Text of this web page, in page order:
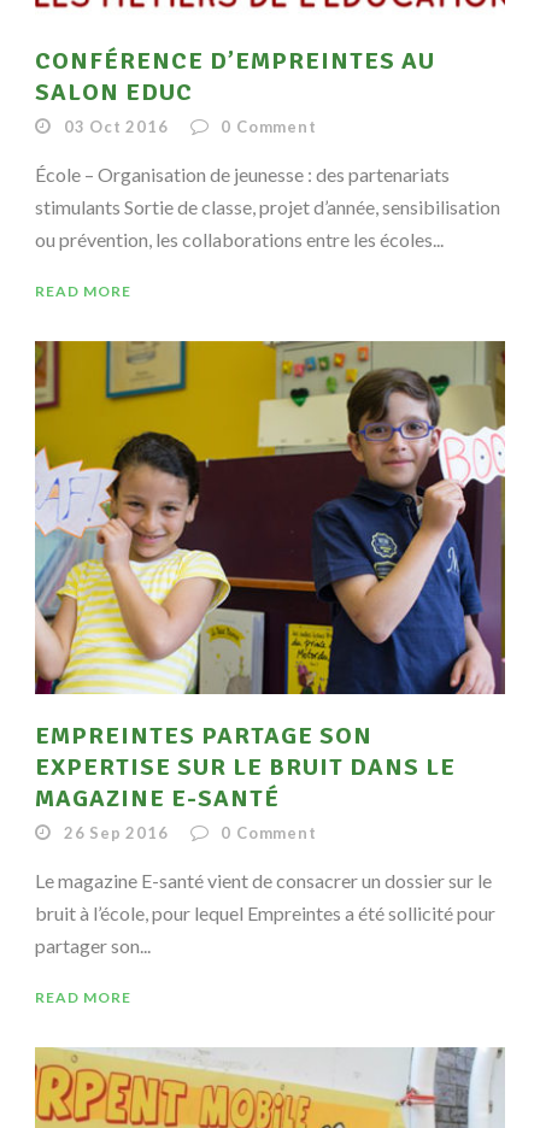
CONFÉRENCE D’EMPREINTES AU
SALON EDUC
03 Oct 2016 0 Comment
École – Organisation de jeunesse : des partenariats
stimulants Sortie de classe, projet d’année, sensibilisation
ou prévention, les collaborations entre les écoles...
READ MORE
EMPREINTES PARTAGE SON
EXPERTISE SUR LE BRUIT DANS LE
MAGAZINE E-SANTÉ
26 Sep 2016 0 Comment
Le magazine E-santé vient de consacrer un dossier sur le
bruit à l’école, pour lequel Empreintes a été sollicité pour
partager son...
READ MORE